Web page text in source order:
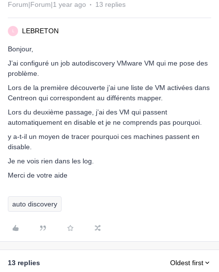
Forum|Forum|1 year ago 13 replies
LEBRETON
Bonjour,
J’ai configuré un job autodiscovery VMware VM qui me pose des
problème.
Lors de la première découverte j’ai une liste de VM activées dans
Centreon qui correspondent au différents mapper.
Lors du deuxième passage, j’ai des VM qui passent
automatiquement en disable et je ne comprends pas pourquoi.
y a-t-il un moyen de tracer pourquoi ces machines passent en
disable.
Je ne vois rien dans les log.
Merci de votre aide
auto discovery
13 replies Oldest first